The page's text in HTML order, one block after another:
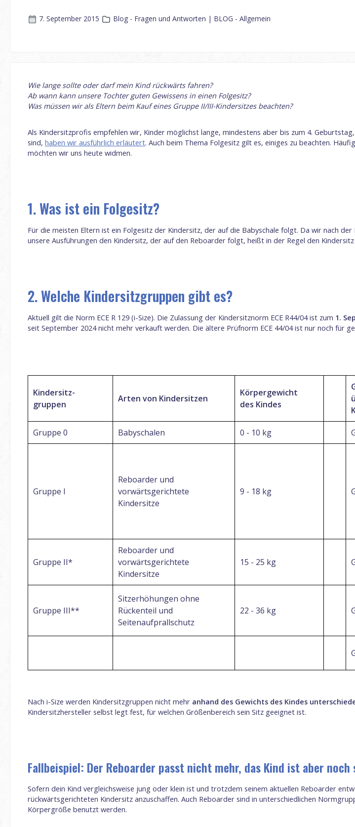
7. September 2015 Blog - Fragen und Antworten | BLOG - Allgemein
Wie lange sollte oder darf mein Kind rückwärts fahren?
Ab wann kann unsere Tochter guten Gewissens in einen Folgesitz?
Was müssen wir als Eltern beim Kauf eines Gruppe II/III-Kindersitzes beachten?
Als Kindersitzprofis empfehlen wir, Kinder möglichst lange, mindestens aber bis zum 4.
sind, haben wir ausführlich erläutert. Auch beim Thema Folgesitz gilt es, einiges zu beachten.
möchten wir uns heute widmen.
1. Was ist ein Folgesitz?
Für die meisten Eltern ist ein Folgesitz der Kindersitz, der auf die Babyschale folgt. Da wir nach
unsere Ausführungen den Kindersitz, der auf den Reboarder folgt, heißt in der Regel den
2. Welche Kindersitzgruppen gibt es?
Aktuell gilt die Norm ECE R 129 (i-Size). Die Zulassung der Kindersitznorm ECE R44/04 ist zum 1.
seit September 2024 nicht mehr verkauft werden. Die ältere Prüfnorm ECE 44/04 ist nur noch für
Kindersitz-
gruppen
Arten von Kindersitzen
Körpergewicht
des Kindes
Gruppe 0 Babyschalen 0 - 10 kg
Gruppe I
Reboarder und
vorwärtsgerichtete
Kindersitze
9 - 18 kg
Gruppe II*
Reboarder und
vorwärtsgerichtete
Kindersitze
15 - 25 kg
Gruppe III**
Sitzerhöhungen ohne
Rückenteil und
Seitenaufprallschutz
22 - 36 kg
Nach i-Size werden Kindersitzgruppen nicht mehr anhand des Gewichts des Kindes
Kindersitzhersteller selbst legt fest, für welchen Größenbereich sein Sitz geeignet ist.
Fallbeispiel: Der Reboarder passt nicht mehr, das Kind ist aber
Sofern dein Kind vergleichsweise jung oder klein ist und trotzdem seinem aktuellen Reboarder
rückwärtsgerichteten Kindersitz anzuschaffen. Auch Reboarder sind in unterschiedlichen
Körpergröße benutzt werden.